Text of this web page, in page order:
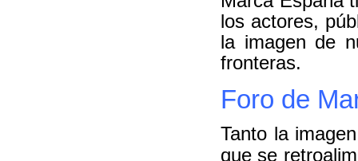
los actores,
la imagen de
fronteras.
Foro de
Tanto la
que se